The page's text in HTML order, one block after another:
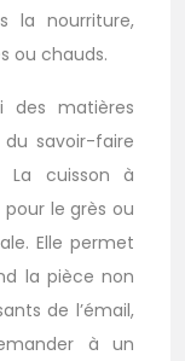
la nourriture,
ou chauds.
matières
savoir-faire
La cuisson à
le grès ou
Elle permet
la pièce non
de l’émail,
à un